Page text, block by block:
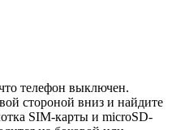
телефон выключен.
стороной вниз и найдите
SIM-карты и microSD-